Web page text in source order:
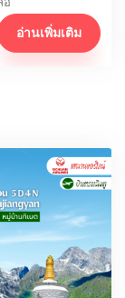
อ่านเพิ่มเติม